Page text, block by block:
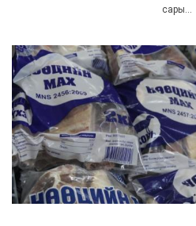
сары...